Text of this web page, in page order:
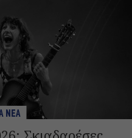
ΝΕΑ